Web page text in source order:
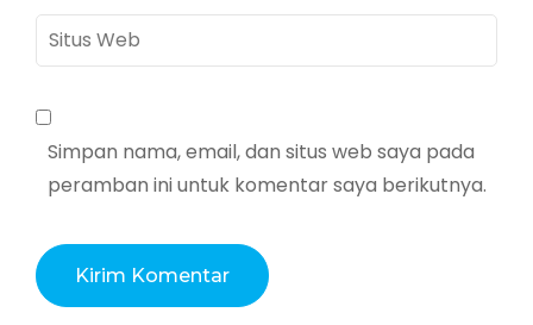
Situs
Web
Simpan nama, email, dan situs web saya pada
peramban ini untuk komentar saya berikutnya.